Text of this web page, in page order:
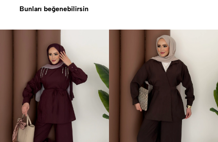
Bunları beğenebilirsin